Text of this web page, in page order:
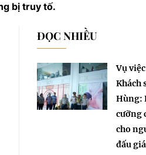
bị truy tố.
ĐỌC NHIỀU
Vụ
Khách
Hùng:
cưỡng
cho
đấu giá